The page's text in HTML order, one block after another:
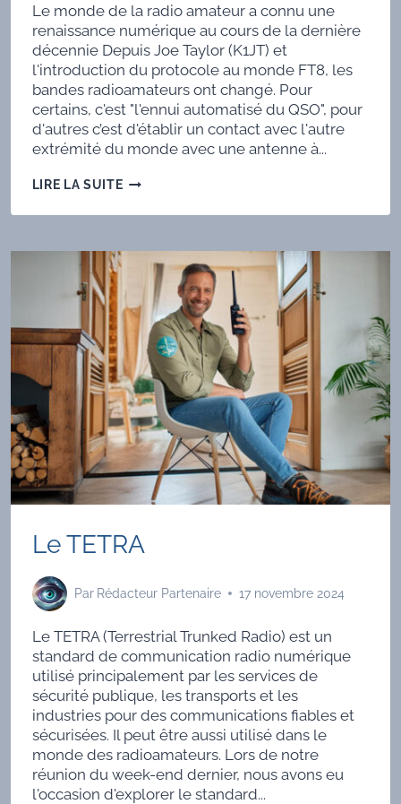
Le monde de la radio amateur a connu une
renaissance numérique au cours de la dernière
décennie Depuis Joe Taylor (K1JT) et
l'introduction du protocole au monde FT8, les
bandes radioamateurs ont changé. Pour
certains, c'est "l'ennui automatisé du QSO", pour
d'autres c’est d'établir un contact avec l'autre
extrémité du monde avec une antenne à...
LIRE LA SUITEFT2
LE
NUMÉRIQUE
RAPIDE
Le TETRA
Par Rédacteur Partenaire 17 novembre 2024
Le TETRA (Terrestrial Trunked Radio) est un
standard de communication radio numérique
utilisé principalement par les services de
sécurité publique, les transports et les
industries pour des communications fiables et
sécurisées. Il peut être aussi utilisé dans le
monde des radioamateurs. Lors de notre
réunion du week-end dernier, nous avons eu
l'occasion d'explorer le standard...